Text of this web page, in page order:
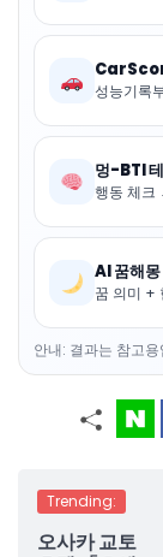
성능기록
멍-BTI
행동 체크
AI 꿈해몽
꿈 의미 +
안내: 결과는 참고용
Trending:
오사카 교토